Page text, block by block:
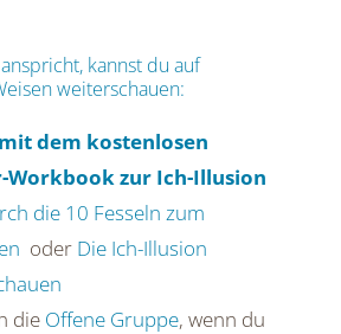
kannst du auf
weiterschauen:
dem kostenlosen
Workbook zur Ich-Illusion
die 10 Fesseln zum
oder Die Ich-Illusion
die Offene Gruppe, wenn du